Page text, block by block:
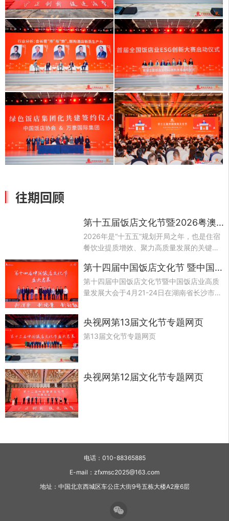
往期回顾
第十五届饭店文化节暨2026粤澳饭店业合作发展大会
2026年是“十五五”规划开局之年，也是住宿
餐饮业提质增效、聚力高质量发展的关键之
的重要指示精神，全面落实“十五五”规划部
署，认真执行商务部等九部门《关于促进住
宿业高质量发展的指导意见》、《关于实施
进住宿餐饮业大力提振消费，提升供给品
质，创新收益模式，培育增长动能，全面助
店文化节暨2026粤澳饭店业合作发展大
会”。
第十四届中国饭店文化节 暨中国饭店业高质量发展大会
第十四届中国饭店文化节暨中国饭店业高质
量发展大会于4月21-24日在湖南省长沙市举
需对接三大交流合作平台。
央视网第13届文化节专题网页
第13届文化节专题网页
央视网第12届文化节专题网页
电话：010-88365885
E-mail：zfxmsc2025@163.com
地址：中国北京西城区车公庄大街9号五栋大楼A2座6层